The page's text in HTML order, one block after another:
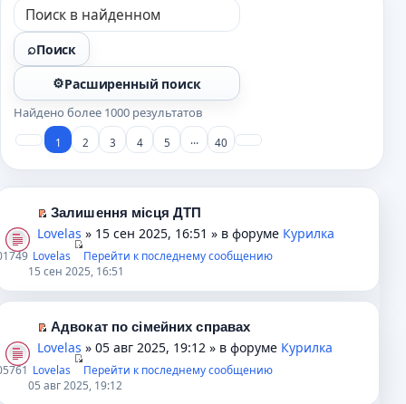
Поиск
Расширенный поиск
Найдено более 1000 результатов
1 2 3 4 5 … 40
П
р
й
т
и
п
Залишення місця ДТП
Lovelas » 15 сен 2025, 16:51 » в форуме Курилка
1749 Lovelas
Перейти к последнему сообщению
15 сен 2025, 16:51
П
р
Адвокат по сімейних справах
Lovelas » 05 авг 2025, 19:12 » в форуме Курилка
5761 Lovelas
Перейти к последнему сообщению
05 авг 2025, 19:12